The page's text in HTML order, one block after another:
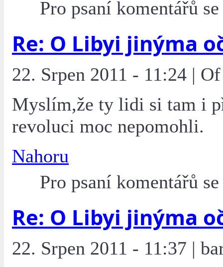
Pro psaní komentářů
Re: O Libyi jinýma
22. Srpen 2011 - 11:24 |
Myslím,že ty lidi si tam i
revoluci moc nepomohli.
Nahoru
Pro psaní komentářů
Re: O Libyi jinýma
22. Srpen 2011 - 11:37 |